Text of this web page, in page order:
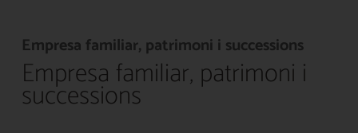
Empresa familiar, patrimoni i successions
Empresa familiar, patrimoni i
successions